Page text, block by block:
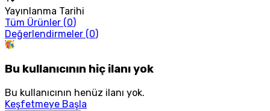
Yayınlanma Tarihi
Tüm Ürünler (0)
Değerlendirmeler (0)
Bu kullanıcının hiç ilanı yok
Bu kullanıcının henüz ilanı yok.
Keşfetmeye Başla